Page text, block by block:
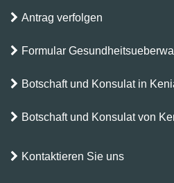
Antrag verfolgen
Formular
Botschaft und Konsulat in
Botschaft und Konsulat von
Kontaktieren Sie uns